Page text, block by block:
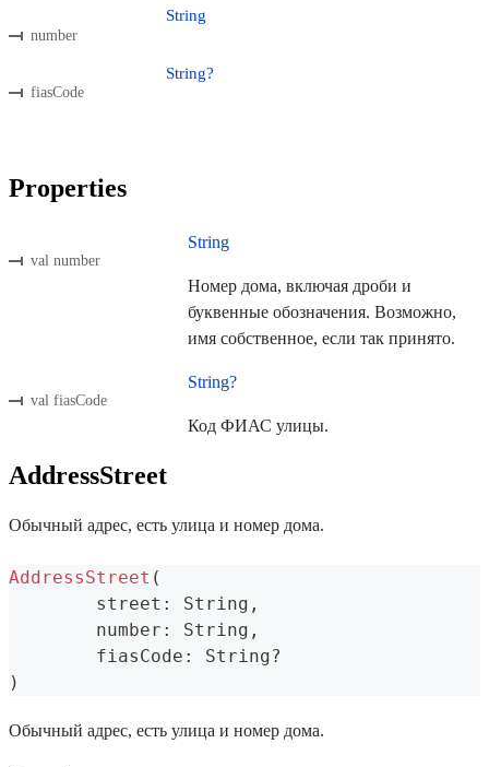
number
String
fiasCode
String?
Properties
val number
String
Номер дома, включая дроби и
буквенные обозначения. Возможно,
имя собственное, если так принято.
val fiasCode
String?
Код ФИАС улицы.
AddressStreet
Обычный адрес, есть улица и номер дома.
AddressStreet (
	street
: String ,
	number
: String ,
	fiasCode
: String?
)
Обычный адрес, есть улица и номер дома.